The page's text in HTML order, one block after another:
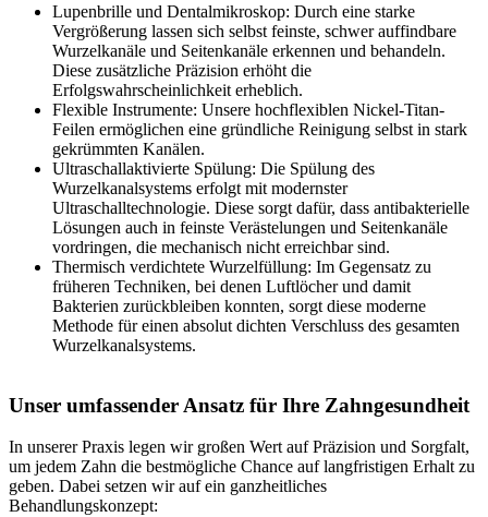
Lupenbrille und Dentalmikroskop: Durch eine starke
Vergrößerung lassen sich selbst feinste, schwer auffindbare
Wurzelkanäle und Seitenkanäle erkennen und behandeln.
Diese zusätzliche Präzision erhöht die
Erfolgswahrscheinlichkeit erheblich.
Flexible Instrumente: Unsere hochflexiblen Nickel-Titan-
Feilen ermöglichen eine gründliche Reinigung selbst in stark
gekrümmten Kanälen.
Ultraschallaktivierte Spülung: Die Spülung des
Wurzelkanalsystems erfolgt mit modernster
Ultraschalltechnologie. Diese sorgt dafür, dass antibakterielle
Lösungen auch in feinste Verästelungen und Seitenkanäle
vordringen, die mechanisch nicht erreichbar sind.
Thermisch verdichtete Wurzelfüllung: Im Gegensatz zu
früheren Techniken, bei denen Luftlöcher und damit
Bakterien zurückbleiben konnten, sorgt diese moderne
Methode für einen absolut dichten Verschluss des gesamten
Wurzelkanalsystems.
Unser umfassender Ansatz für Ihre Zahngesundheit
In unserer Praxis legen wir großen Wert auf Präzision und Sorgfalt,
um jedem Zahn die bestmögliche Chance auf langfristigen Erhalt zu
geben. Dabei setzen wir auf ein ganzheitliches
Behandlungskonzept: